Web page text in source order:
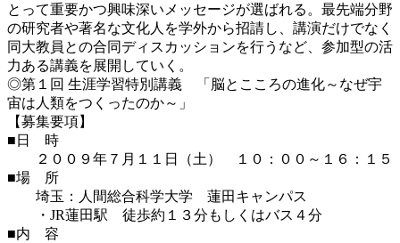
とって重要かつ興味深いメッセージが選ばれる。最先端分野
の研究者や著名な文化人を学外から招請し、講演だけでなく
同大教員との合同ディスカッションを行うなど、参加型の活
力ある講義を展開していく。
◎第１回 生涯学習特別講義 「脳とこころの進化～なぜ宇
宙は人類をつくったのか～」
【募集要項】
■日 時
２００９年７月１１日（土） １０：００～１６：１５
■場 所
埼玉：人間総合科学大学 蓮田キャンパス
・JR蓮田駅 徒歩約１３分もしくはバス４分
■内 容